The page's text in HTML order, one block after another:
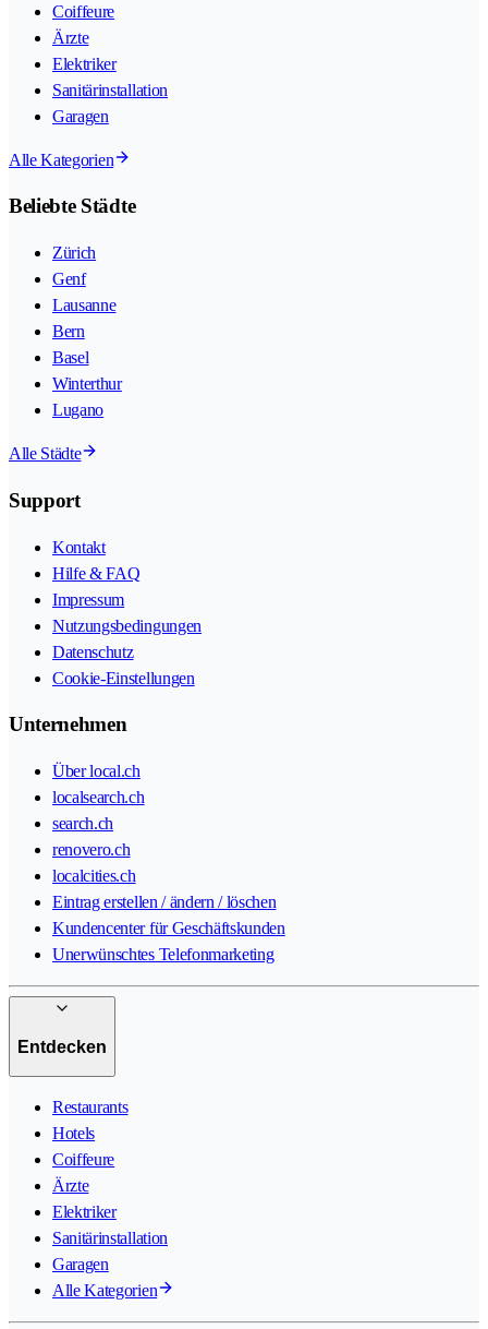
Coiffeure
Ärzte
Elektriker
Sanitärinstallation
Garagen
Alle Kategorien
Beliebte Städte
Zürich
Genf
Lausanne
Bern
Basel
Winterthur
Lugano
Alle Städte
Support
Kontakt
Hilfe & FAQ
Impressum
Nutzungsbedingungen
Datenschutz
Cookie-Einstellungen
Unternehmen
Über local.ch
localsearch.ch
search.ch
renovero.ch
localcities.ch
Eintrag erstellen / ändern / löschen
Kundencenter für Geschäftskunden
Unerwünschtes Telefonmarketing
Entdecken
Restaurants
Hotels
Coiffeure
Ärzte
Elektriker
Sanitärinstallation
Garagen
Alle Kategorien